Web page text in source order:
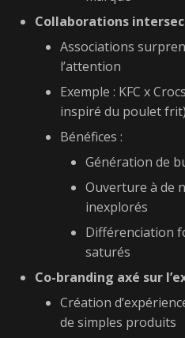
Collaborations
Associations
l’attention
Exemple : KFC x
inspiré du poulet frit)
Bénéfices :
Génération de
Ouverture à de
inexplorés
Différenciation
saturés
Co-branding axé sur
Création
de simples produits